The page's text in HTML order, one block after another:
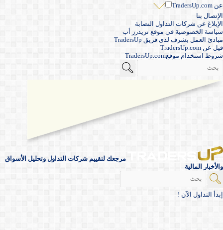
عن TradersUp.com
الإتصال بنا
الإبلاغ عن شركات التداول النصابة
سياسة الخصوصية في موقع تريدرز أب
مبادئ العمل بشرف لدى فريق TradersUp
قيل عن TradersUp.com
شروط استخدام موقعTradersUp.com
مرجعك لتقييم شركات التداول وتحليل الأسواق
والأخبار المالية
إبدأ التداول الآن !